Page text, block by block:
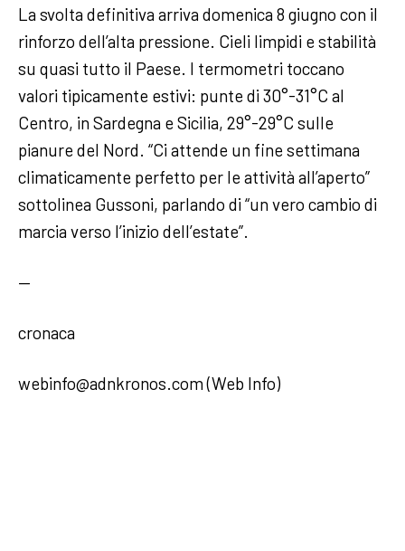
La svolta definitiva arriva domenica 8 giugno con il
rinforzo dell’alta pressione. Cieli limpidi e stabilità
su quasi tutto il Paese. I termometri toccano
valori tipicamente estivi: punte di 30°-31°C al
Centro, in Sardegna e Sicilia, 29°-29°C sulle
pianure del Nord. “Ci attende un fine settimana
climaticamente perfetto per le attività all’aperto”
sottolinea Gussoni, parlando di “un vero cambio di
marcia verso l’inizio dell’estate”.
—
cronaca
webinfo@adnkronos.com (Web Info)